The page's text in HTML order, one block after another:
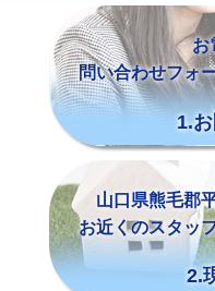
お
問い合わせフォ
1.
山口県熊毛郡
お近くのスタッ
2.